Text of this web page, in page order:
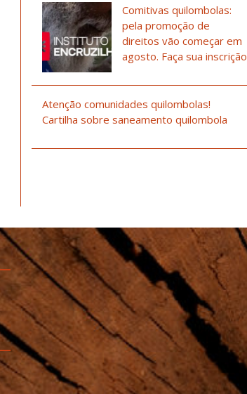
Comitivas quilombolas:
pela promoção de
direitos vão começar em
agosto. Faça sua inscrição
Atenção comunidades quilombolas!
Cartilha sobre saneamento quilombola